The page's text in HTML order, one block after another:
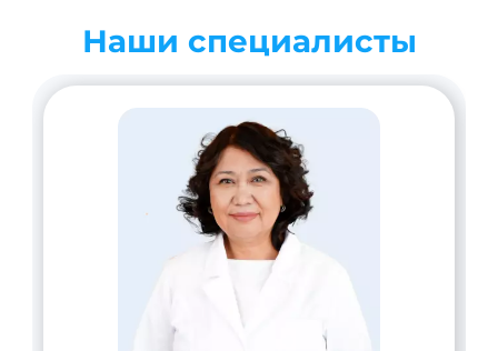
Наши специалисты